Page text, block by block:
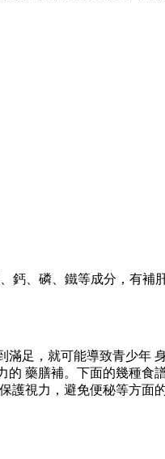
、磷、鐵等成分，有補
，就可能導致青少年
藥膳補。下面的幾種
護視力，避免便秘等方面的